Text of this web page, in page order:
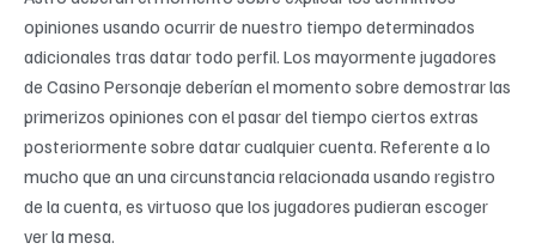
opiniones usando ocurrir de nuestro tiempo determinados
adicionales tras datar todo perfil. Los mayormente jugadores
de Casino Personaje deberían el momento sobre demostrar las
primerizos opiniones con el pasar del tiempo ciertos extras
posteriormente sobre datar cualquier cuenta. Referente a lo
mucho que an una circunstancia relacionada usando registro
de la cuenta, es virtuoso que los jugadores pudieran escoger
ver la mesa.